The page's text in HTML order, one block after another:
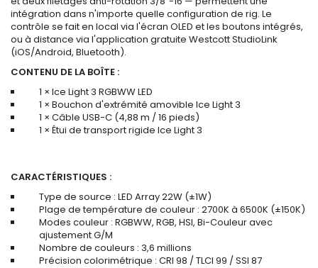
intégration dans n'importe quelle configuration de rig. Le
contrôle se fait en local via l'écran OLED et les boutons intégrés,
ou à distance via l'application gratuite Westcott StudioLink
(iOS/Android, Bluetooth).
CONTENU DE LA BOÎTE :
1 × Ice Light 3 RGBWW LED
1 × Bouchon d'extrémité amovible Ice Light 3
1 × Câble USB-C (4,88 m / 16 pieds)
1 × Étui de transport rigide Ice Light 3
CARACTÉRISTIQUES :
Type de source : LED Array 22W (±1W)
Plage de température de couleur : 2700K à 6500K (±150K)
Modes couleur : RGBWW, RGB, HSI, Bi-Couleur avec
ajustement G/M
Nombre de couleurs : 3,6 millions
Précision colorimétrique : CRI 98 / TLCI 99 / SSI 87